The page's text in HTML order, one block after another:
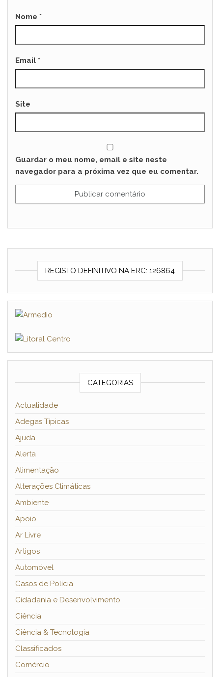
Nome *
Email *
Site
Guardar o meu nome, email e site neste
navegador para a próxima vez que eu comentar.
REGISTO DEFINITIVO NA ERC: 126864
CATEGORIAS
Actualidade
Adegas Típicas
Ajuda
Alerta
Alimentação
Alterações Climáticas
Ambiente
Apoio
Ar Livre
Artigos
Automóvel
Casos de Polícia
Cidadania e Desenvolvimento
Ciência
Ciência & Tecnologia
Classificados
Comércio